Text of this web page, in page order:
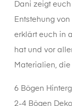
Dani zeigt
Entstehung
erklärt euch in
hat und vor
Materialien,
6 Bögen
2-4 Bögen